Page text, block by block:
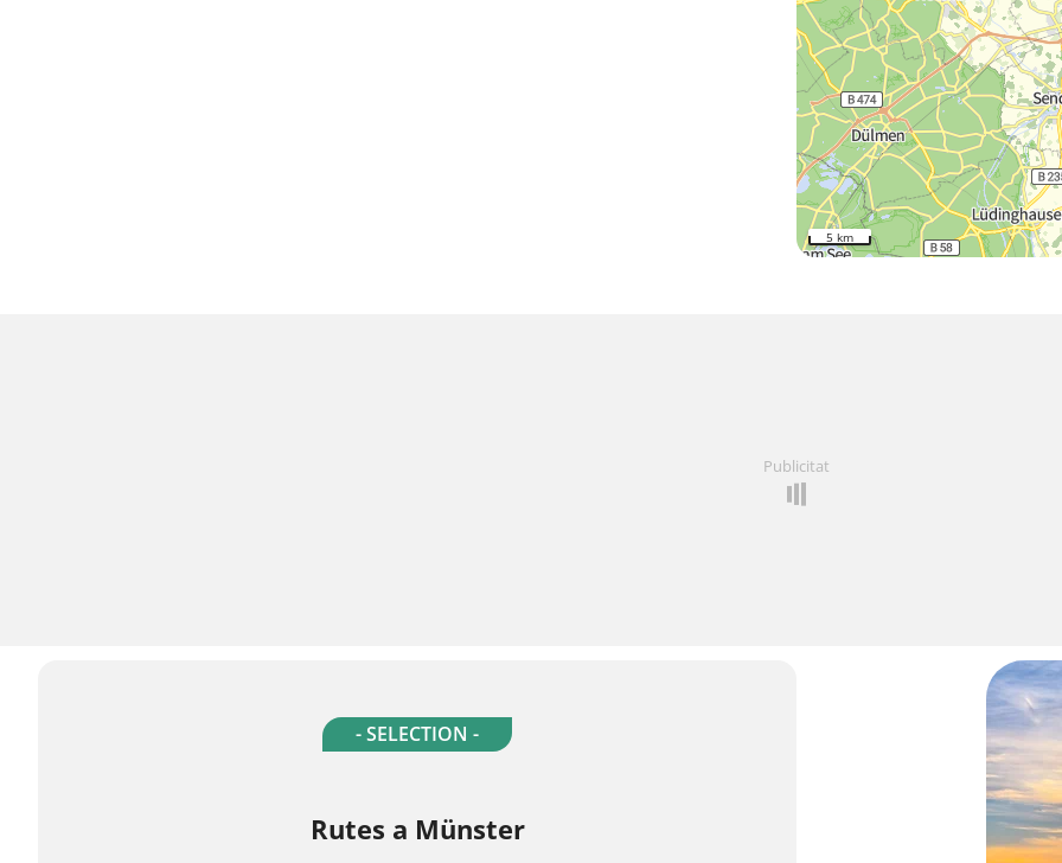
5 km
Publicitat
- SELECTION -
Rutes a Münster